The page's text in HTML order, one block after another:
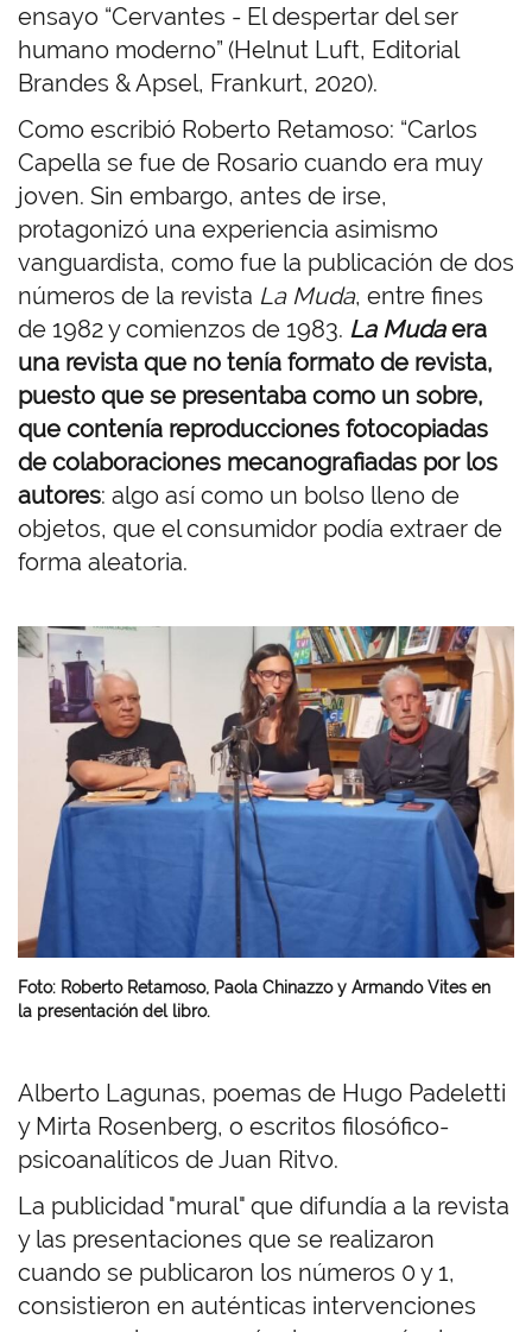
ensayo “Cervantes - El despertar del ser
humano moderno” (Helnut Luft, Editorial
Brandes & Apsel, Frankurt, 2020).
Como escribió Roberto Retamoso: “Carlos
Capella se fue de Rosario cuando era muy
joven. Sin embargo, antes de irse,
protagonizó una experiencia asimismo
vanguardista, como fue la publicación de dos
números de la revista La Muda, entre fines
de 1982 y comienzos de 1983. La Mudaera
una revista que no tenía formato de revista,
puesto que se presentaba como un sobre,
que contenía reproducciones fotocopiadas
de colaboraciones mecanografiadas por los
autores: algo así como un bolso lleno de
objetos, que el consumidor podía extraer de
forma aleatoria.
I
m
Foto: Roberto Retamoso, Paola Chinazzo y Armando Vites en
la presentación del libro.
Alberto Lagunas, poemas de Hugo Padeletti
y Mirta Rosenberg, o escritos filosófico-
psicoanalíticos de Juan Ritvo.
La publicidad "mural" que difundía a la revista
y las presentaciones que se realizaron
cuando se publicaron los números 0 y 1,
consistieron en auténticas intervenciones